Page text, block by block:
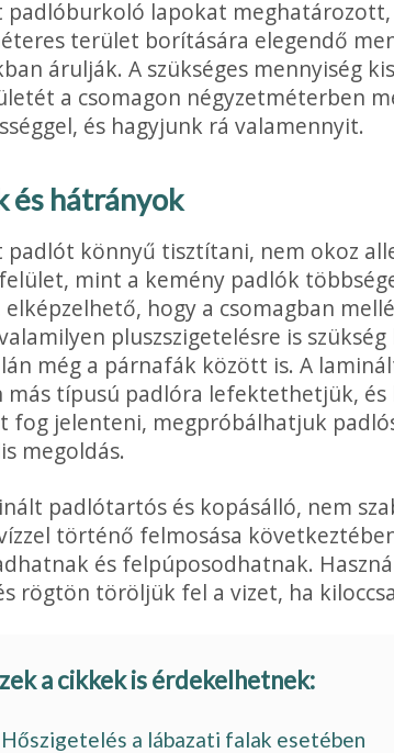
padlóburkoló lapokat
terület borítására elegen­dő
árulják. A szükséges mennyiség
a csomagon négyzetméterben
és hagyjunk rá valamennyit.
és hátrányok
padlót könnyű tisztítani, nem okoz
mint a kemény pad­lók
hogy a csomagban
pluszszigetelésre is
még a párnafák között is. A
más típusú padlóra lefektethetjük, és
fog jelenteni, megpróbálhatjuk
megoldás.
padlótartós és kopásálló, nem
történő felmosása
és fel­púposodhatnak.
rögtön töröljük fel a vizet, ha
a cikkek is érdekelhetnek:
Hőszigetelés a lábazati falak esetében